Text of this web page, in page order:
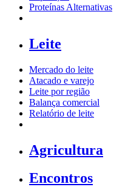
Proteínas Alternativas
Leite
Mercado do leite
Atacado e varejo
Leite por região
Balança comercial
Relatório de leite
Agricultura
Encontros